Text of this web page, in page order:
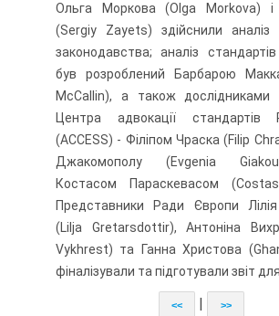
Ольга Моркова (Olga Morkova) і
(Sergiy Zayets) здійснили аналіз
законодавства; аналіз
був роз­роблений Барбарою
McCallin), а також дослідниками
Центра адвокації
(ACCESS) - Філіпом Чраска (Filip
Джакомополу (Evgenia
Костасом Параскевасом
Представники Ради Європи Лілія
(Lilja Gretarsdottir), Антоніна
Vykhrest) та Ганна Христова
фіналізували та під­готували звіт для
<< >>